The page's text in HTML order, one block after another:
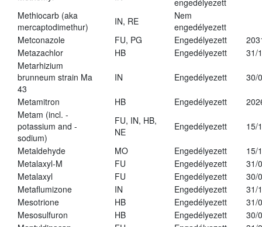
engedélyezett
Methiocarb (aka
mercaptodimethur)
IN, RE
Nem
engedélyezett
Metconazole
FU, PG Engedélyezett
Metazachlor
HB Engedélyezett
31/
Metarhizium
brunneum strain Ma
43
IN Engedélyezett 30/
Metamitron HB Engedélyezett
Metam (incl. -
potassium and -
sodium)
FU, IN, HB,
NE
Engedélyezett 15/
Metaldehyde MO Engedélyezett
15/
Metalaxyl-M
FU Engedélyezett
31/
Metalaxyl
FU Engedélyezett
30/
Metaflumizone
IN Engedélyezett
31/
Mesotrione
HB Engedélyezett
31/
Mesosulfuron
HB Engedélyezett
30/